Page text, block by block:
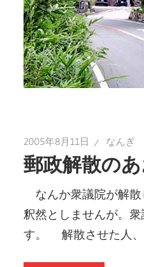
2005年8月11日 なんぎ
郵政解散のあ
なんか衆議院が解散
釈然としませんが。
す。 解散させた人